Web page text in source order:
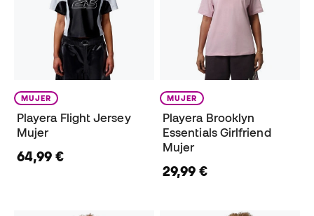
MUJER
Playera Flight Jersey
Mujer
64,99 €
MUJER
Playera Brooklyn
Essentials Girlfriend
Mujer
29,99 €